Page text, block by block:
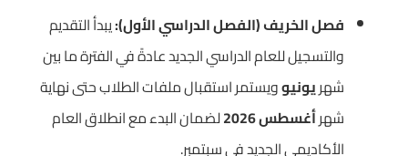
فصل الخريف (الفصل الدراسي الأول):يبدأ التقديم
والتسجيل للعام الدراسي الجديد عادةً في الفترة ما بين
شهريونيوويستمر استقبال ملفات الطلاب حتى نهاية
شهرأغسطس 2026
لضمان البدء مع انطلاق العام
الأكاديمي الجديد في سبتمبر.